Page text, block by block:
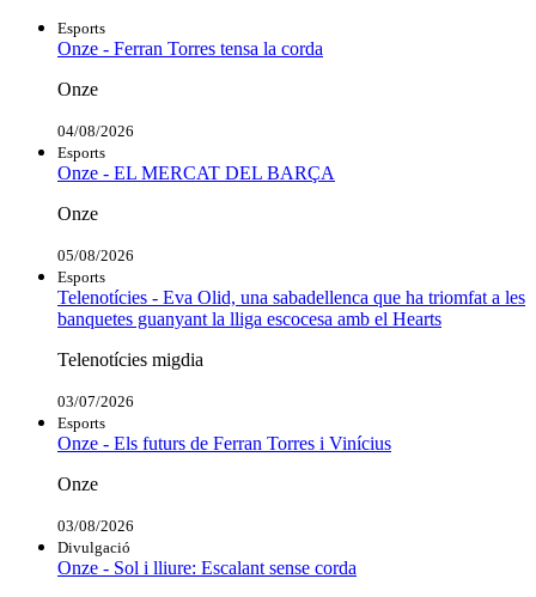
Esports
Onze - Ferran Torres tensa la corda
Onze
04/08/2026
Esports
Onze - EL MERCAT DEL BARÇA
Onze
05/08/2026
Esports
Telenotícies - Eva Olid, una sabadellenca que ha triomfat a les
banquetes guanyant la lliga escocesa amb el Hearts
Telenotícies migdia
03/07/2026
Esports
Onze - Els futurs de Ferran Torres i Vinícius
Onze
03/08/2026
Divulgació
Onze - Sol i lliure: Escalant sense corda